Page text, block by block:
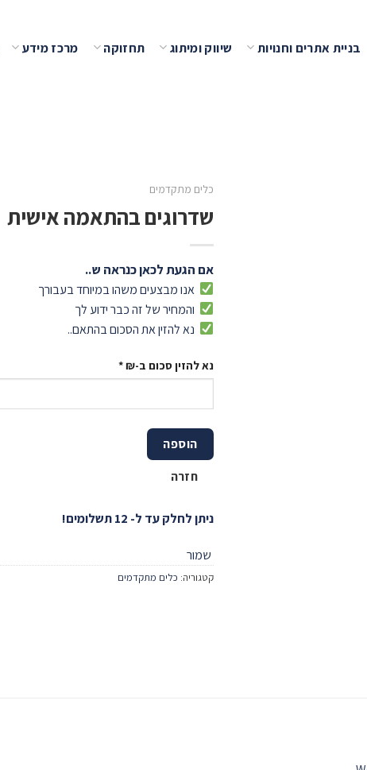
בניית אתרים וחנויות שיווק ומיתוג תחזוקה מרכז מידע
כלים מתקדמים
שדרוגים בהתאמה אישית
אם הגעת לכאן כנראה ש..
אנו מבצעים משהו במיוחד בעבורך
והמחיר של זה כבר ידוע לך
נא להזין את הסכום בהתאם..
נא להזין סכום ב-₪*
הוספה
חזרה
ניתן לחלק עד ל- 12 תשלומים!
שמור
קטגוריה: כלים מתקדמים